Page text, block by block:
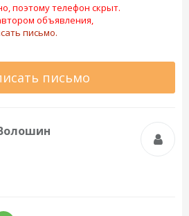
поэтому телефон скрыт.
объявления,
письмо.
письмо